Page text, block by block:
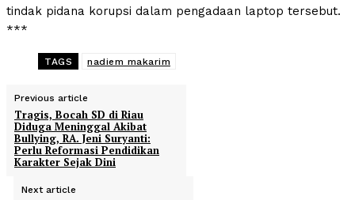
tindak pidana korupsi dalam pengadaan laptop tersebut.
***
TAGS nadiem makarim
Previous article
Tragis, Bocah SD di Riau
Diduga Meninggal Akibat
Bullying, RA. Jeni Suryanti:
Perlu Reformasi Pendidikan
Karakter Sejak Dini
Next article